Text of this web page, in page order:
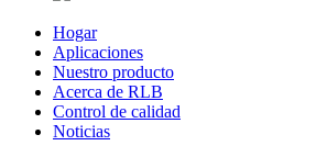
Hogar
Aplicaciones
Nuestro producto
Acerca de RLB
Control de calidad
Noticias